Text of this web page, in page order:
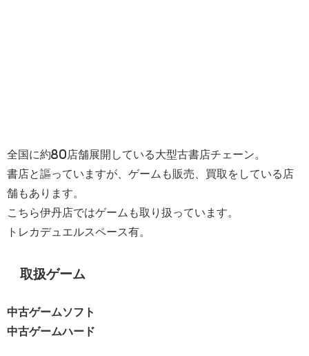
全国に約80店舗展開している大型古書店チェーン。
書店と謳っていますが、ゲームも販売、買取をしている店
舗もあります。
こちら伊丹店ではゲームも取り扱っています。
トレカデュエルスペース有。
取扱ゲーム
中古ゲームソフト
中古ゲームハード